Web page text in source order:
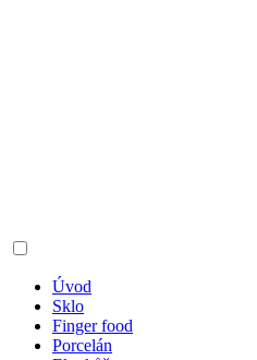
Úvod
Sklo
Finger food
Porcelán